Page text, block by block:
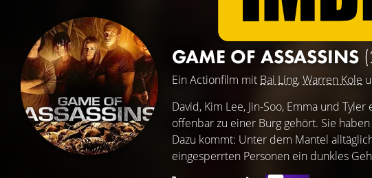
GAME OF ASSASSINS
Ein Actionfilm mit Bai Ling,Warren Kole
David, Kim Lee, Jin-Soo, Emma und
offenbar zu einer Burg gehört. Sie
Dazu kommt: Unter dem Mantel
eingesperrten Personen ein dunkles